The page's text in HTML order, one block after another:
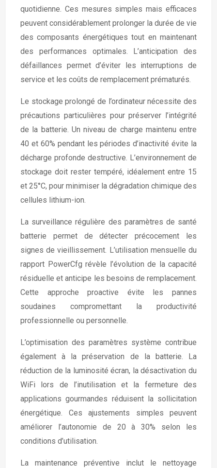
quotidienne. Ces mesures simples mais efficaces
peuvent considérablement prolonger la durée de vie
des composants énergétiques tout en maintenant
des performances optimales. L’anticipation des
défaillances permet d’éviter les interruptions de
service et les coûts de remplacement prématurés.
Le stockage prolongé de l’ordinateur nécessite des
précautions particulières pour préserver l’intégrité
de la batterie. Un niveau de charge maintenu entre
40 et 60% pendant les périodes d’inactivité évite la
décharge profonde destructive. L’environnement de
stockage doit rester tempéré, idéalement entre 15
et 25°C, pour minimiser la dégradation chimique des
cellules lithium-ion.
La surveillance régulière des paramètres de santé
batterie permet de détecter précocement les
signes de vieillissement. L’utilisation mensuelle du
rapport PowerCfg révèle l’évolution de la capacité
résiduelle et anticipe les besoins de remplacement.
Cette approche proactive évite les pannes
soudaines compromettant la productivité
professionnelle ou personnelle.
L’optimisation des paramètres système contribue
également à la préservation de la batterie. La
réduction de la luminosité écran, la désactivation du
WiFi lors de l’inutilisation et la fermeture des
applications gourmandes réduisent la sollicitation
énergétique. Ces ajustements simples peuvent
améliorer l’autonomie de 20 à 30% selon les
conditions d’utilisation.
La maintenance préventive inclut le nettoyage